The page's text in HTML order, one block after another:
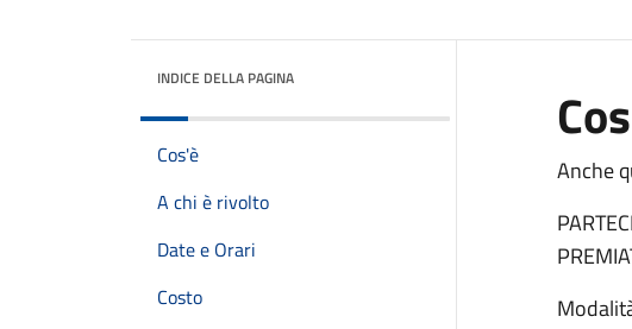
INDICE DELLA PAGINA
Cos'è
A chi è rivolto
Date e Orari
Costo
Anche